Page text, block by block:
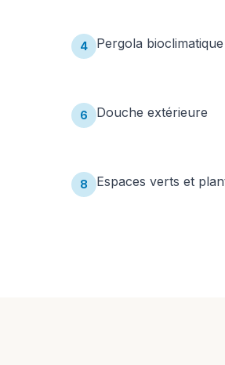
4 Pergola bioclimatique
6 Douche extérieure
8 Espaces verts et